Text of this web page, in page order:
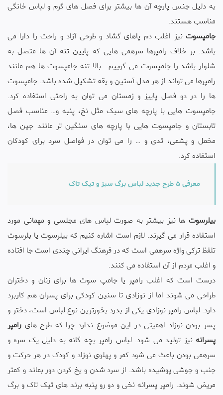
به دلیل جنس پارچه آن ها بیشتر برای فصل های گرم و لباس خانگی
مناسب هستند.
جامپسوتنیز اغلب دم پاهای گشاد و طرحی آزاد و راحت را دارا می
باشد. بر خلاف رامپرها سرهمی هایی که پایین تنه آن ها متصل به
شلوار باشد را جامپسوت می گوییم. ‬ بالا تنه جامپسوت ها هم مانند
رامپرها می تواند از هر مدل آستین و یقه تشکیل شده باشد. جامپسوت
ها را در دو فصل پاییز و زمستان می توان به راحتی استفاده کرد.
جامپسوت هایی با پارچه های سبک مثل نخ، پنبه و… مناسب فصل
تابستان و جامپسوت هایی با پارچه های سنگین تر مانند جین ها،
مخمل و پشمی، تدی و … را می توان در فواصل سرد برای کودکان
استفاده کرد.
معرفی 5 طرح جدید لباس برگ سبز و تیک تاک
بیلرسوت ها نیز بیشتر به صورت لباس های مجلسی و مهمانی مورد
استفاده قرار می گیرند. لازم است اشاره کنیم که بیلرسوت یا بلرسوت
تلفظ ترکی واژه سرهمی است که در فرهنگ ایرانی چندی است جا افتاده
و اغلب مردم از آن استفاده می کنند.
درست است که اغلب رامپر یا جامپ سوت ها برای زنان و دختران
طراحی می شوند اما از نوزادی تا سنین کودکی برای پسران هم کاربرد
دارد. لباس رامپر نوزادی یکی از بدرد بخورترین نوع لباس است، دختر و
پسر بودن نوزاد اهمیتی در این موضوع ندارد چرا که طرح های رامپر
پسرانهنیز تولید می شود. لباس رامپر بچه گانه به دلیل یک سره و
سرهمی بودن باعث می شود کمر و پهلوی نوزاد و کودک در هر حرکت و
جنب و جوشی پوشیده باشد. از سرد شدن و یخ کردن دور بماند و کمتر
مریض شوند. رامپر پسرانه نخی و دو رو پنبه برند های تیک تاک و برگ